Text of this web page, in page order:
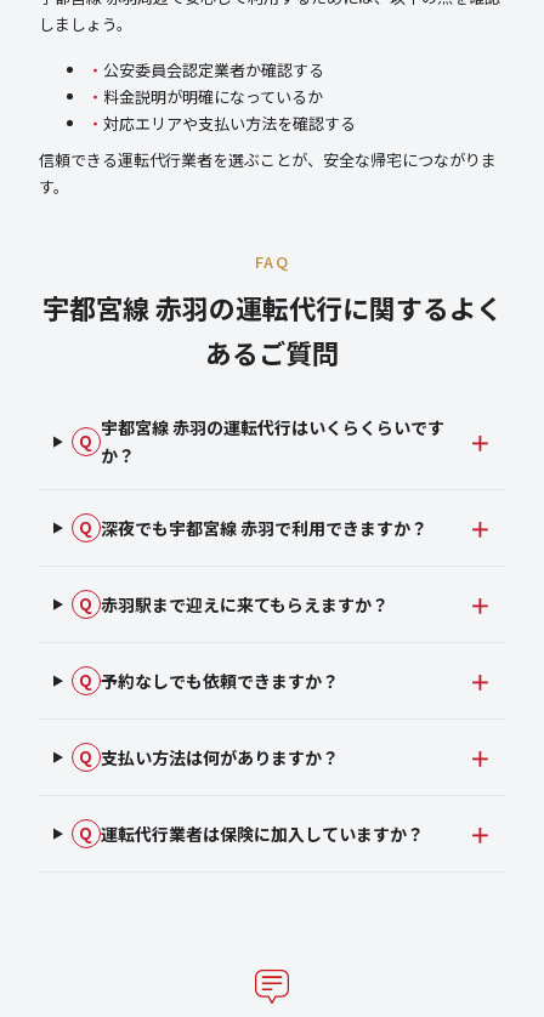
しましょう。
公安委員会認定業者か確認する
料金説明が明確になっているか
対応エリアや支払い方法を確認する
信頼できる運転代行業者を選ぶことが、安全な帰宅につながりま
す。
FAQ
宇都宮線 赤羽の運転代行に関するよく
あるご質問
Q
宇都宮線 赤羽の運転代行はいくらくらいです
か？
Q 深夜でも宇都宮線 赤羽で利用できますか？
Q 赤羽駅まで迎えに来てもらえますか？
Q 予約なしでも依頼できますか？
Q 支払い方法は何がありますか？
Q 運転代行業者は保険に加入していますか？